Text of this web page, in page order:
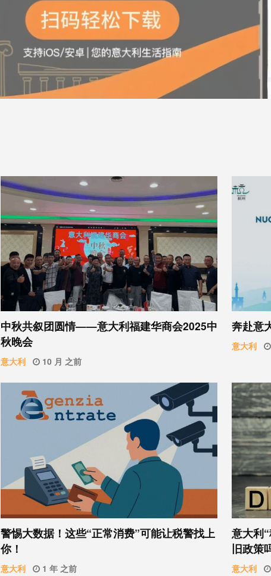
中秋共叙团圆情——意大利福建华商会2025中
秋晚会
意大利 10 月 之前
奔赴意
意大利
警惕大数据！这些“正常消费”可能让税警找上
你！
意大利 1 年 之前
意大利
旧政策
意大利